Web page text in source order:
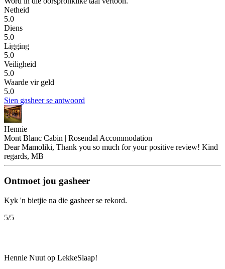
Netheid
5.0
Diens
5.0
Ligging
5.0
Veiligheid
5.0
Waarde vir geld
5.0
Sien gasheer se antwoord
Hennie
Mont Blanc Cabin | Rosendal Accommodation
Dear Mamoliki, Thank you so much for your positive review! Kind
regards, MB
Ontmoet jou gasheer
Kyk 'n bietjie na die gasheer se rekord.
5/5
Hennie Nuut op LekkeSlaap!